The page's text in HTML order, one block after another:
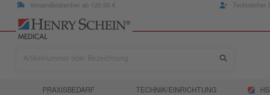
Versandkostenfrei ab 120,00 € Technischer
PRAXISBEDARF TECHNIK/EINRICHTUNG